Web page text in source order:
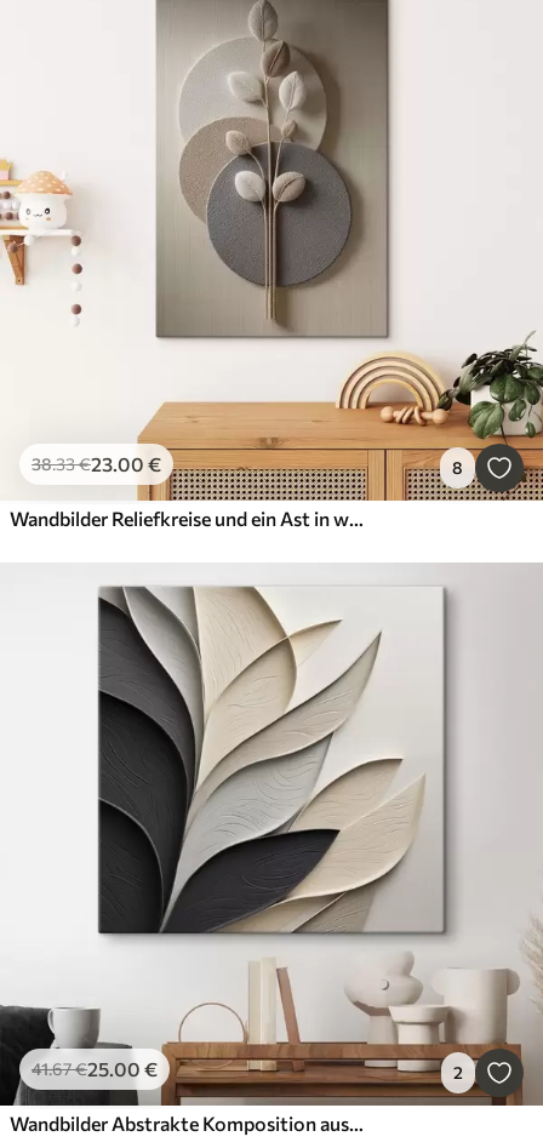
38.33€23.00 € 8
Wandbilder Reliefkreise und ein Ast in warmen, neutralen Farbtönen
41.67€25.00 € 2
Wandbilder Abstrakte Komposition aus übereinanderliegenden Blättern, geschwungenen Formen in Schwarz, Weiß und Beige, strukturierte Kunst